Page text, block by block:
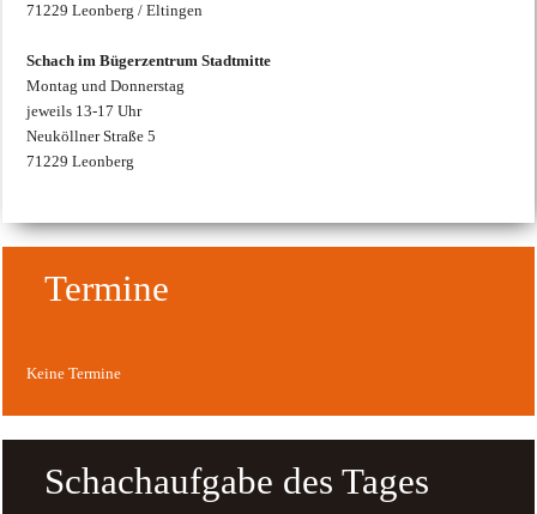
71229 Leonberg / Eltingen
Schach im Bügerzentrum Stadtmitte
Montag und Donnerstag
jeweils 13-17 Uhr
Neuköllner Straße 5
71229 Leonberg
Termine
Keine Termine
Schachaufgabe des Tages